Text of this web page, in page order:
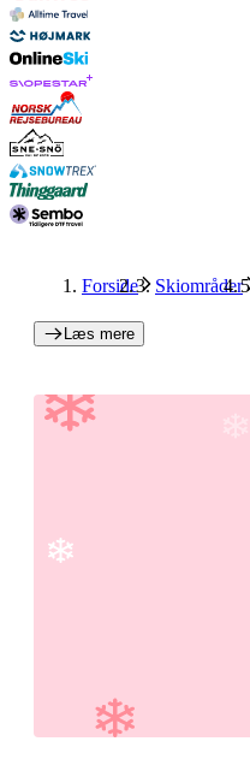
Forside Skiområder
Læs mere